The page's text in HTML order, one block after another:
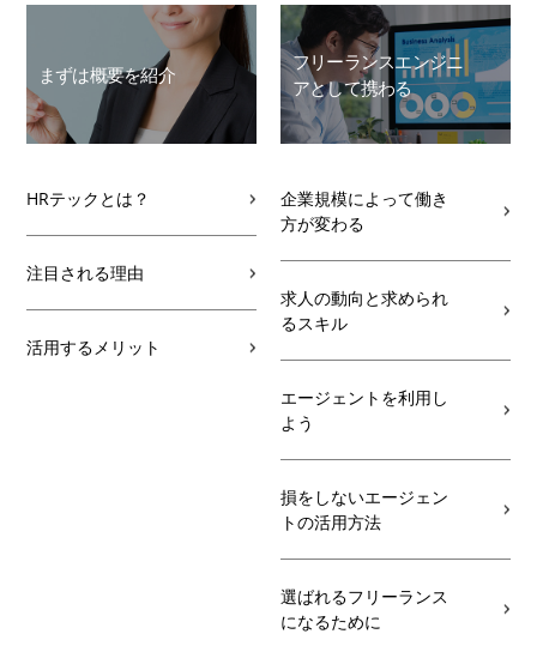
まずは概要を紹介
HRテックとは？
注目される理由
活用するメリット
フリーランスエンジニ
アとして携わる
企業規模によって働き
方が変わる
求人の動向と求められ
るスキル
エージェントを利用し
よう
損をしないエージェン
トの活用方法
選ばれるフリーランス
になるために